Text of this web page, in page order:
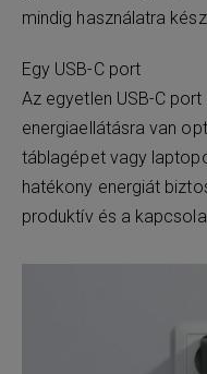
mindig használatra
Egy USB-C port
Az egyetlen USB-C
energiaellátásra van
táblagépet vagy
hatékony energiát
produktív és a